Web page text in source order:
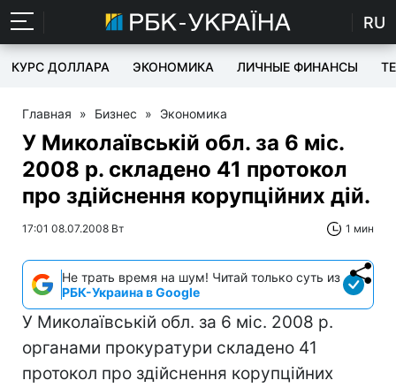
RU
КУРС ДОЛЛАРА ЭКОНОМИКА ЛИЧНЫЕ ФИНАНСЫ
Главная » Бизнес » Экономика
У Миколаївській обл. за 6 міс.
2008 р. складено 41 протокол
про здійснення корупційних дій.
17:01 08.07.2008 Вт 1 мин
Не трать время на шум! Читай только суть из
РБК-Украина в Google
У Миколаївській обл. за 6 міс. 2008 р.
органами прокуратури складено 41
протокол про здійснення корупційних